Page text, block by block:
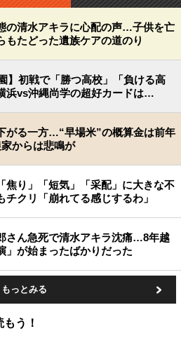
の清水アキラに心配の声…子供を亡
もたどった遺族ケアの道のり
】初戦で「勝つ高校」「負ける高
浜vs沖縄尚学の超好カードは…
がる一方…“早場米”の概算金は前年
からは悲鳴が
焦り」「短気」「采配」に大きな不
クリ「崩れてる感じするわ」
さん急死で清水アキラ沈痛…8年越
」が始まったばかりだった
もっとみる
う！